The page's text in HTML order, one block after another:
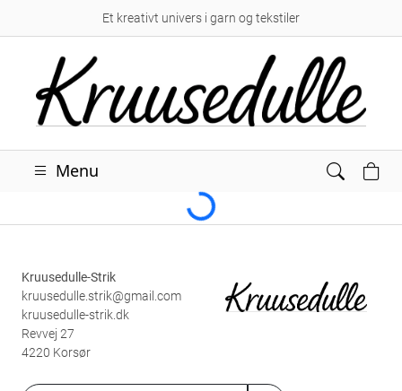
Et kreativt univers i garn og tekstiler
Menu Loading...
Kruusedulle-Strik
kruusedulle.strik@gmail.com
kruusedulle-strik.dk
Revvej 27
4220 Korsør